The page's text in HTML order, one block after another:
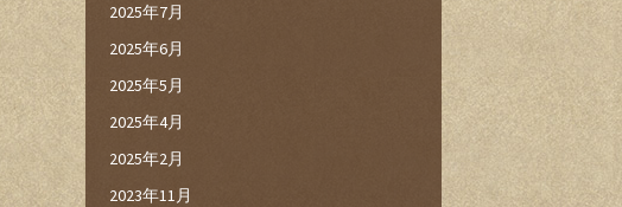
2025年7月
2025年6月
2025年5月
2025年4月
2025年2月
2023年11月